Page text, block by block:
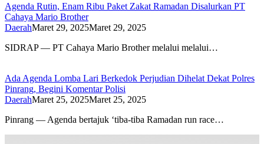
Agenda Rutin, Enam Ribu Paket Zakat Ramadan Disalurkan PT
Cahaya Mario Brother
DaerahMaret 29, 2025Maret 29, 2025
SIDRAP — PT Cahaya Mario Brother melalui melalui…
Ada Agenda Lomba Lari Berkedok Perjudian Dihelat Dekat Polres
Pinrang, Begini Komentar Polisi
DaerahMaret 25, 2025Maret 25, 2025
Pinrang — Agenda bertajuk ‘tiba-tiba Ramadan run race…